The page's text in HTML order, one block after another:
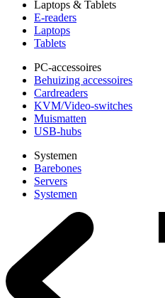
Laptops & Tablets
E-readers
Laptops
Tablets
PC-accessoires
Behuizing accessoires
Cardreaders
KVM/Video-switches
Muismatten
USB-hubs
Systemen
Barebones
Servers
Systemen